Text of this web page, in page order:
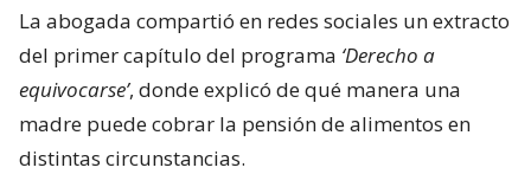
La abogada compartió en redes sociales un extracto
del primer capítulo del programa ‘Derecho a
equivocarse’, donde explicó de qué manera una
madre puede cobrar la pensión de alimentos en
distintas circunstancias.